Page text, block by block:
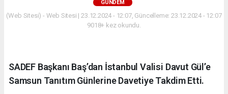
GÜNDEM
(Web Sitesi) - Web Sitesi | 23.12.2024 - 12:07, Güncelleme: 23.12.2024 - 12:07
9018+ kez okundu.
SADEF Başkanı Baş’dan İstanbul Valisi Davut Gül’e
Samsun Tanıtım Günlerine Davetiye Takdim Etti.